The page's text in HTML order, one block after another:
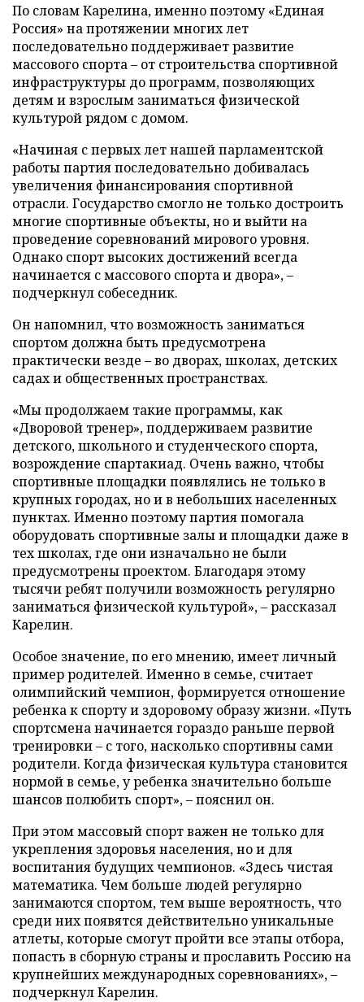
По словам Карелина, именно поэтому «Единая
Россия» на протяжении многих лет
последовательно поддерживает развитие
массового спорта – от строительства спортивной
инфраструктуры до программ, позволяющих
детям и взрослым заниматься физической
культурой рядом с домом.
«Начиная с первых лет нашей парламентской
работы партия последовательно добивалась
увеличения финансирования спортивной
отрасли. Государство смогло не только достроить
многие спортивные объекты, но и выйти на
проведение соревнований мирового уровня.
Однако спорт высоких достижений всегда
начинается с массового спорта и двора», –
подчеркнул собеседник.
Он напомнил, что возможность заниматься
спортом должна быть предусмотрена
практически везде – во дворах, школах, детских
садах и общественных пространствах.
«Мы продолжаем такие программы, как
«Дворовой тренер», поддерживаем развитие
детского, школьного и студенческого спорта,
возрождение спартакиад. Очень важно, чтобы
спортивные площадки появлялись не только в
крупных городах, но и в небольших населенных
пунктах. Именно поэтому партия помогала
оборудовать спортивные залы и площадки даже в
тех школах, где они изначально не были
предусмотрены проектом. Благодаря этому
тысячи ребят получили возможность регулярно
заниматься физической культурой», – рассказал
Карелин.
Особое значение, по его мнению, имеет личный
пример родителей. Именно в семье, считает
олимпийский чемпион, формируется отношение
ребенка к спорту и здоровому образу жизни. «Путь
спортсмена начинается гораздо раньше первой
тренировки – с того, насколько спортивны сами
родители. Когда физическая культура становится
нормой в семье, у ребенка значительно больше
шансов полюбить спорт», – пояснил он.
При этом массовый спорт важен не только для
укрепления здоровья населения, но и для
воспитания будущих чемпионов. «Здесь чистая
математика. Чем больше людей регулярно
занимаются спортом, тем выше вероятность, что
среди них появятся действительно уникальные
атлеты, которые смогут пройти все этапы отбора,
попасть в сборную страны и прославить Россию на
крупнейших международных соревнованиях», –
подчеркнул Карелин.